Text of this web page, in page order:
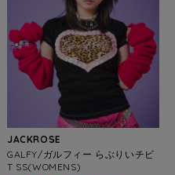
JACKROSE
GALFY/ガルフィー らぶりいチビ
T SS(WOMENS)